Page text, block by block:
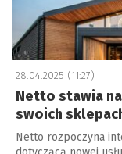
28.04.2025 (11:27)
Netto stawia
swoich
Netto rozpoczyna